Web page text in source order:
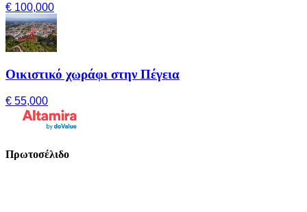
€ 100,000
Οικιστικό χωράφι στην Πέγεια
€ 55,000
Πρωτοσέλιδο